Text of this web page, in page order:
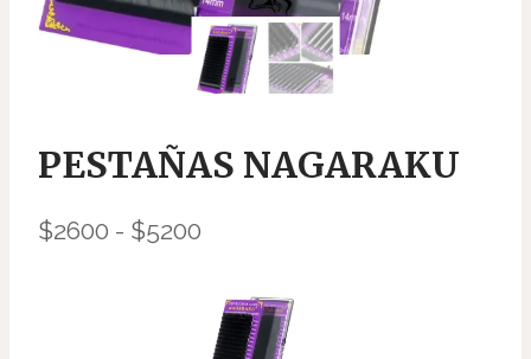
PESTAÑAS NAGARAKU
$2600 - $5200
precios:
desde